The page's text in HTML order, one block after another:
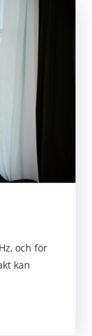
och för
kan